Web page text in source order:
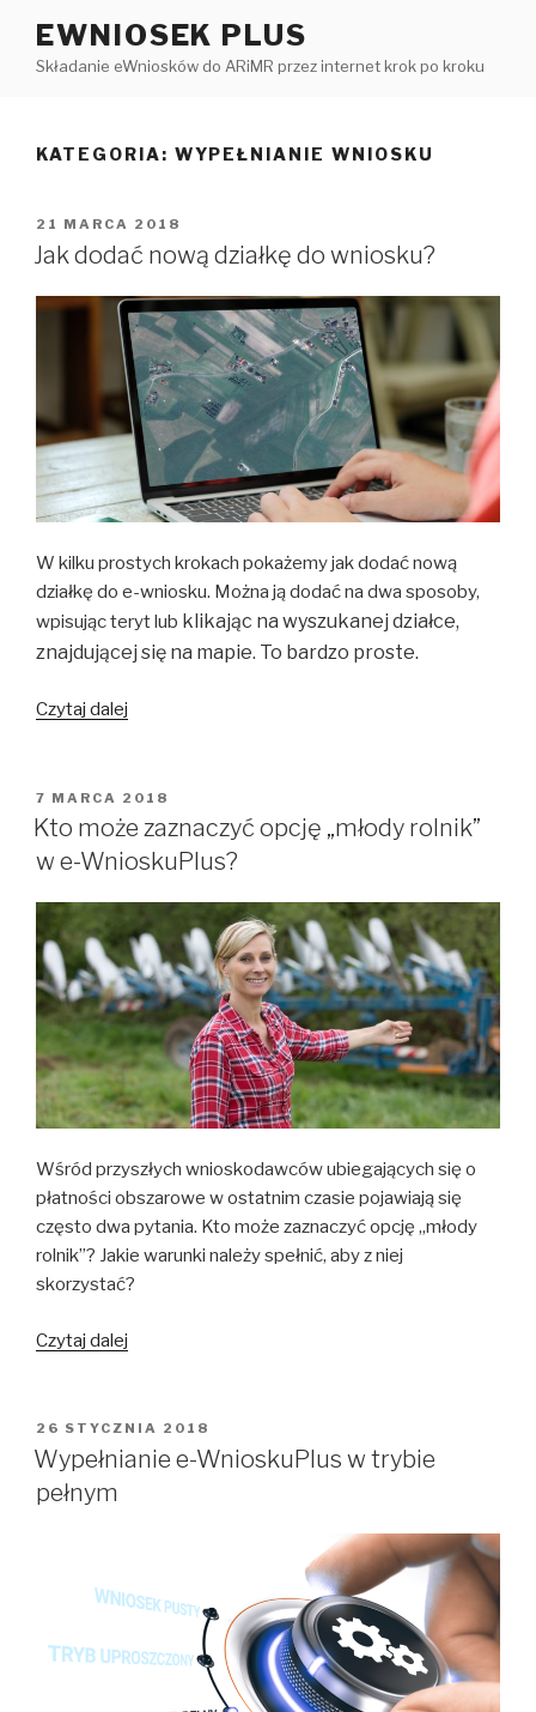
treści
EWNIOSEK PLUS
Składanie eWniosków do ARiMR przez internet krok po kroku
KATEGORIA: WYPEŁNIANIE WNIOSKU
OPUBLIKOWANE
W
21 MARCA 2018
Jak dodać nową działkę do wniosku?
W kilku prostych krokach pokażemy jak dodać nową
działkę do e-wniosku. Można ją dodać na dwa sposoby,
wpisując teryt lub klikając na wyszukanej działce,
znajdującej się na mapie. To bardzo proste.
Czytaj dalej
działkę
do
wniosku?
OPUBLIKOWANE
W
7 MARCA 2018
Kto może zaznaczyć opcję „młody rolnik”
w e-WnioskuPlus?
Wśród przyszłych wnioskodawców ubiegających się o
płatności obszarowe w ostatnim czasie pojawiają się
często dwa pytania. Kto może zaznaczyć opcję „młody
rolnik”? Jakie warunki należy spełnić, aby z niej
skorzystać?
Czytaj dalej
opcję
„młody
OPUBLIKOWANE
W
26 STYCZNIA 2018
Wypełnianie e-WnioskuPlus w trybie
pełnym